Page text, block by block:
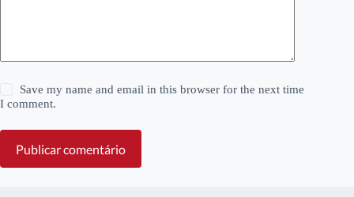
Save my name and email in this browser for the next time
I comment.
Publicar comentário